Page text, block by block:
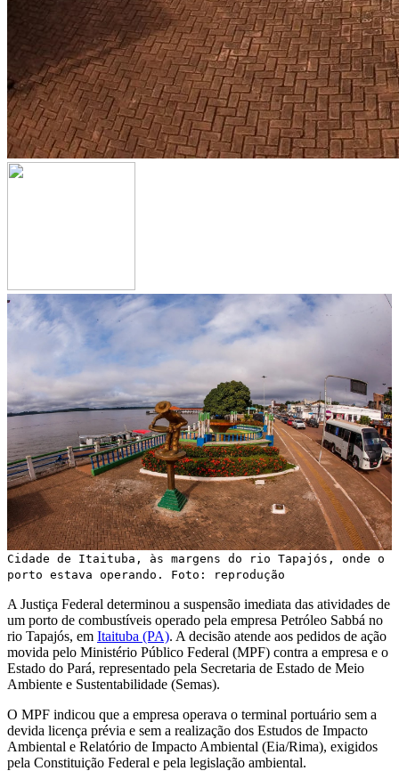
Cidade de Itaituba, às margens do rio Tapajós, onde o
porto estava operando. Foto: reprodução
A Justiça Federal determinou a suspensão imediata das atividades de
um porto de combustíveis operado pela empresa Petróleo Sabbá no
rio Tapajós, em Itaituba (PA). A decisão atende aos pedidos de ação
movida pelo Ministério Público Federal (MPF) contra a empresa e o
Estado do Pará, representado pela Secretaria de Estado de Meio
Ambiente e Sustentabilidade (Semas).
O MPF indicou que a empresa operava o terminal portuário sem a
devida licença prévia e sem a realização dos Estudos de Impacto
Ambiental e Relatório de Impacto Ambiental (Eia/Rima), exigidos
pela Constituição Federal e pela legislação ambiental.